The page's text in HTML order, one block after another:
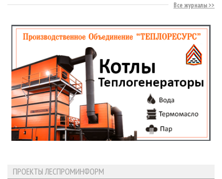
Все журналы
ПРОЕКТЫ ЛЕСПРОМИНФОРМ